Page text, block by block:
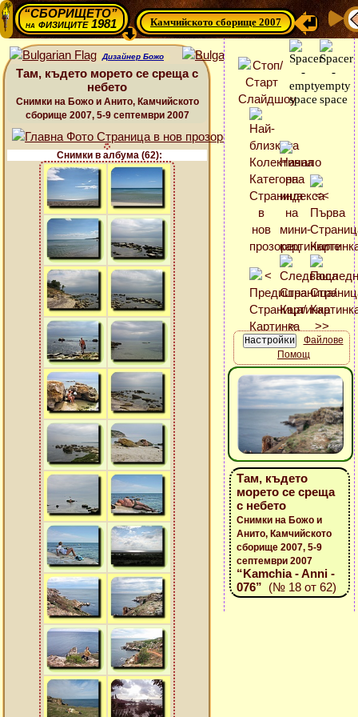
“СБОРИЩЕТО”
нафизиците 1981 Камчийското сборище 2007
Дизайнер Божо
Там, където морето се среща с
небето
Снимки на Божо и Анито, Камчийското
сборище 2007, 5-9 септември 2007
Снимки в албума (62):
Файлове
Помощ
Там, където
морето се среща
с небето
Снимки на Божо и
Анито, Камчийското
сборище 2007, 5-9
септември 2007
“Kamchia - Anni -
076” (№ 18 от 62)